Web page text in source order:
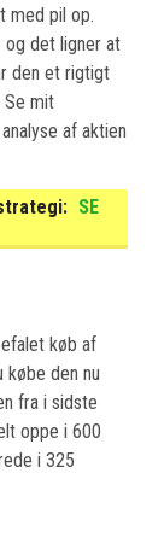
med pil op.
og det ligner at
den et rigtigt
Se mit
af aktien
SE
køb af
købe den nu
fra i sidste
oppe i 600
i 325